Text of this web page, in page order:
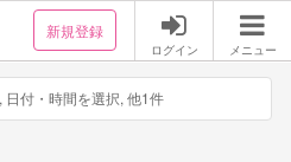
新規登録
ログイン メニュー
付・時間を選択, 他1件